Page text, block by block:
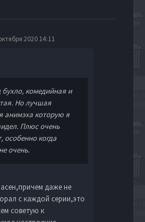
2020 14:11
комедийная и
Но лучшая
анимэха которую я
Плюс очень
особенно когда
очень.
даже не
с каждой серии,это
советую к